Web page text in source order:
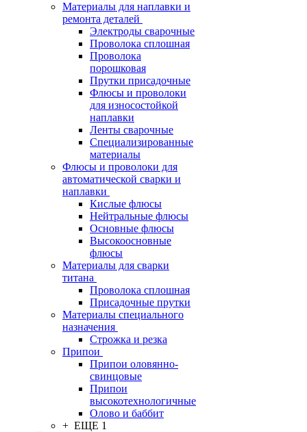
Материалы для наплавки и
ремонта деталей
Электроды сварочные
Проволока сплошная
Проволока
порошковая
Прутки присадочные
Флюсы и проволоки
для износостойкой
наплавки
Ленты сварочные
Специализированные
материалы
Флюсы и проволоки для
автоматической сварки и
наплавки
Кислые флюсы
Нейтральные флюсы
Основные флюсы
Высокоосновные
флюсы
Материалы для сварки
титана
Проволока сплошная
Присадочные прутки
Материалы специального
назначения
Строжка и резка
Припои
Припои оловянно-
свинцовые
Припои
высокотехнологичные
Олово и баббит
+ ЕЩЕ 1